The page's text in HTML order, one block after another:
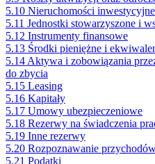
5.10 Nieruchomości inwestycyjne
5.11 Jednostki stowarzyszone i
5.12 Instrumenty finansowe
5.13 Środki pieniężne i
5.14 Aktywa i zobowiązania
do zbycia
5.15 Leasing
5.16 Kapitały
5.17 Umowy ubezpieczeniowe
5.18 Rezerwy na świadczenia
5.19 Inne rezerwy
5.20 Rozpoznawanie
5.21 Podatki